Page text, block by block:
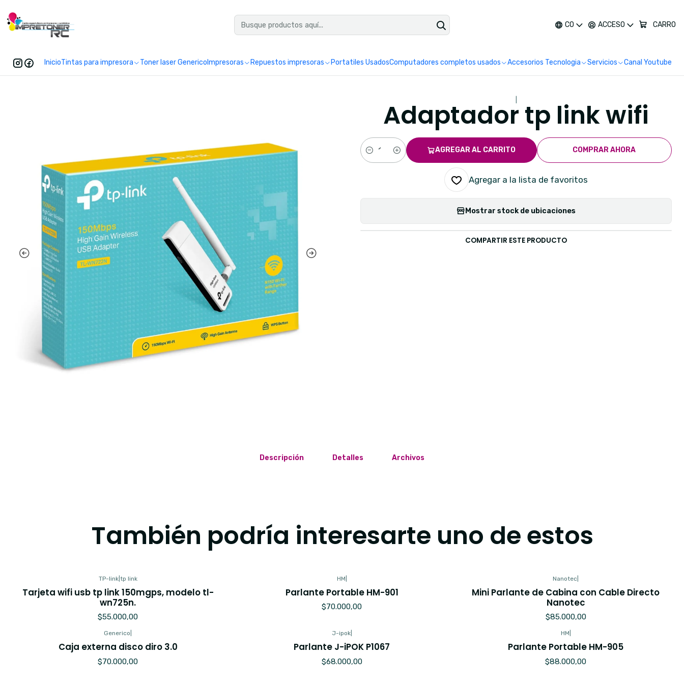
CO ACCESO CARRO
InicioTintas para impresora Toner laser Generico Impresoras Repuestos impresoras Portatiles UsadosComputadores completos usados Accesorios Tecnologia Servicios Canal Youtube
Adaptador tp link wifi
Cantidad
AGREGAR AL CARRITO COMPRAR AHORA
Agregar a la lista de favoritos
Mostrar stock de ubicaciones
COMPARTIR ESTE PRODUCTO
Descripción Detalles Archivos
También podría interesarte uno de estos
TP-link| tp link
Tarjeta wifi usb tp link 150mgps, modelo tl-
wn725n.
$55.000,00
HM
Parlante Portable HM-901
$70.000,00
Nanotec
Mini Parlante de Cabina con Cable Directo
Nanotec
$85.000,00
Generico
Caja externa disco diro 3.0
$70.000,00
J-ipok|
Parlante J-iPOK P1067
$68.000,00
HM
Parlante Portable HM-905
$88.000,00